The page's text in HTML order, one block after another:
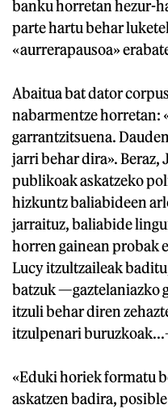
banku horretan hezur-
parte hartu behar
«aurrerapausoa»
Abaitua bat dator
nabarmentze horretan:
garrantzitsuena.
jarri behar dira». Beraz,
publikoak askatzeko
hizkuntz baliabideen
jarraituz, baliabide
horren gainean probak
Lucy itzultzaileak
batzuk —gaztelaniazko
itzuli behar diren
itzulpenari
«Eduki horiek formatu
askatzen badira,